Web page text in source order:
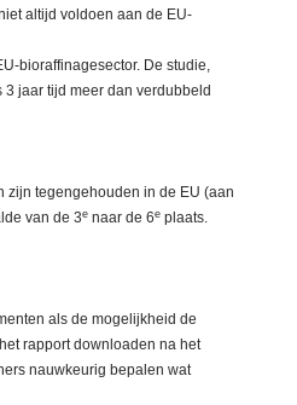
altijd voldoen aan de EU-
bioraffinagesector. De studie,
jaar tijd meer dan verdubbeld
zijn tegengehouden in de EU (aan
van de 3e naar de 6e plaats.
als de mogelijkheid de
rapport downloaden na het
nauwkeurig bepalen wat